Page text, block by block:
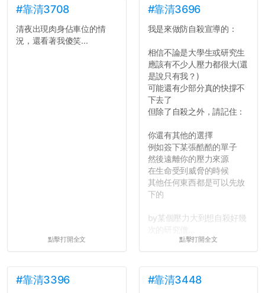
績無法體現你們的努力，但
往後你們正直的態度一定會
讓你們在社會上適應得更
好。最後，那些作弊的同
#靠清3708
清夜出現肉身佔車位的情
況，還看著我傻笑...
點擊打開全文
#靠清3696
我是來做防自殺宣導的：
相信不論是大學生或研究生
應該有不少人壓力都很大(還
是說只有我？)
可能還有少部分真的快撐不
下去了
但除了自殺之外，請記住：
你還有其他的選擇
例如簽下某張酷酷的單子
然後遠離你的壓力來源
在生命受到威脅的時候
其他任何東西都是可以先放
下的
by某個壓力大到想自殺好幾
點擊打開全文
#靠清3396 #靠清3448